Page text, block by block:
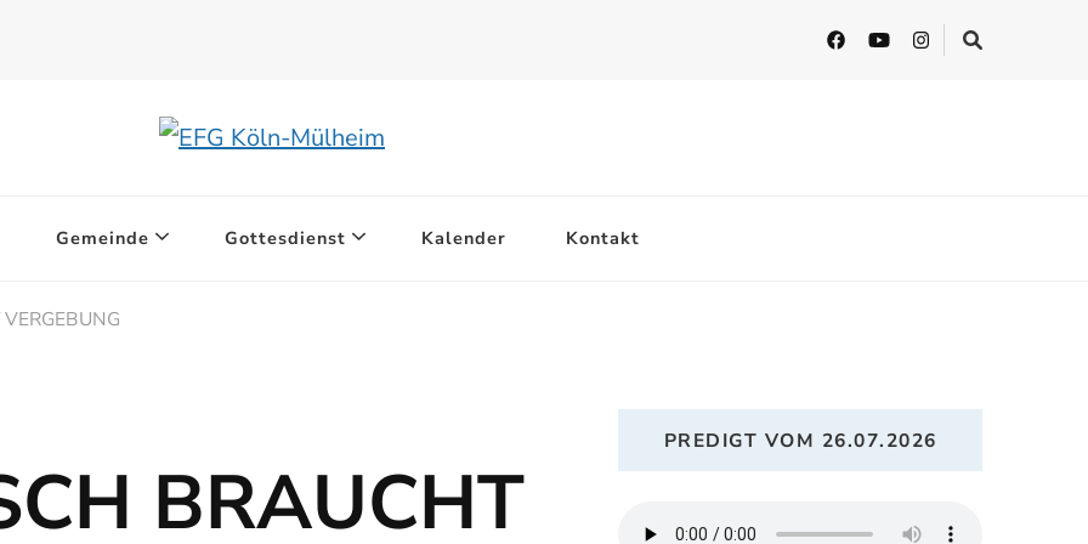
Gemeinde Gottesdienst Kalender Kontakt
BRAUCHT
PREDIGT VOM 26.07.2026